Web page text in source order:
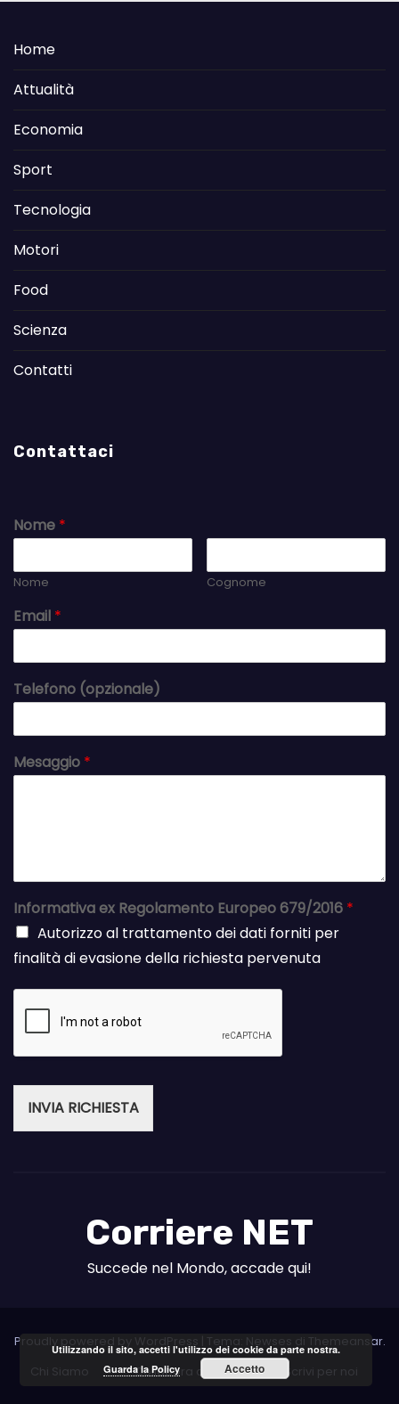
Home
Attualità
Economia
Sport
Tecnologia
Motori
Food
Scienza
Contatti
Contattaci
Nome *
Nome Cognome
Email *
Telefono (opzionale)
Mesaggio *
Informativa ex Regolamento Europeo 679/2016 *
Autorizzo al trattamento dei dati forniti per
finalità di evasione della richiesta pervenuta
INVIA RICHIESTA
Corriere NET
Succede nel Mondo, accade qui!
Proudly powered by WordPress | Tema: Newses di Themeansar.
Chi Siamo
Collabora con noi Scrivi per noi
Utilizzando il sito, accetti l'utilizzo dei cookie da parte nostra.
Guarda la Policy
Accetto